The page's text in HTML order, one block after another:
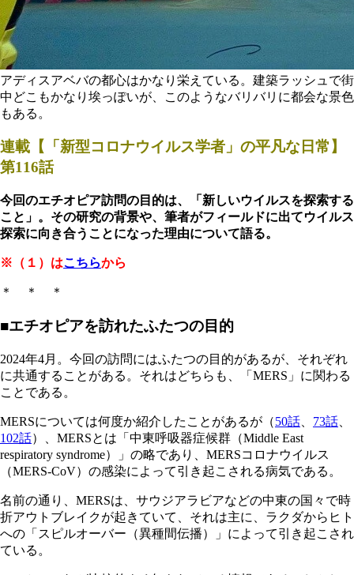
アディスアベバの都心はかなり栄えている。建築ラッシュで街
中どこもかなり埃っぽいが、このようなバリバリに都会な景色
もある。
連載【「新型コロナウイルス学者」の平凡な日常】
第116話
今回のエチオピア訪問の目的は、「新しいウイルスを探索する
こと」。その研究の背景や、筆者がフィールドに出てウイルス
探索に向き合うことになった理由について語る。
※（１）はこちらから
＊ ＊ ＊
■エチオピアを訪れたふたつの目的
2024年4月。今回の訪問にはふたつの目的があるが、それぞれ
に共通することがある。それはどちらも、「MERS」に関わる
ことである。
MERSについては何度か紹介したことがあるが（50話 73話
102話）、MERSとは「中東呼吸器症候群（Middle East
respiratory syndrome）」の略であり、MERSコロナウイルス
（MERS-CoV）の感染によって引き起こされる病気である。
名前の通り、MERSは、サウジアラビアなどの中東の国々で時
折アウトブレイクが起きていて、それは主に、ラクダからヒト
への「スピルオーバー（異種間伝播）」によって引き起こされ
ている。